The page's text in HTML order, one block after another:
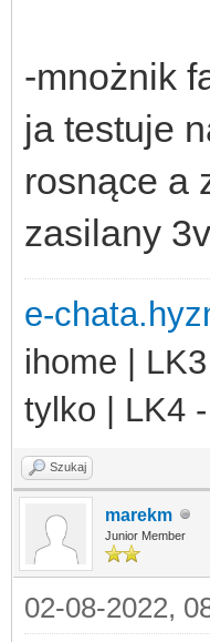
-mnożnik
ja testuje
rosnące a
zasilany 3v
e-
ihome |
tylko | LK4
Szukaj
marekm
Junior Member
02-08-2022,